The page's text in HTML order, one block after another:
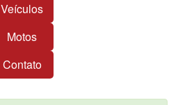
Veículos
Motos
Contato